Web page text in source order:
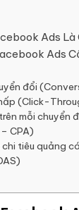
Ads Là
Ads
đổi
(Click-
mỗi chuyển
CPA)
tiêu quảng